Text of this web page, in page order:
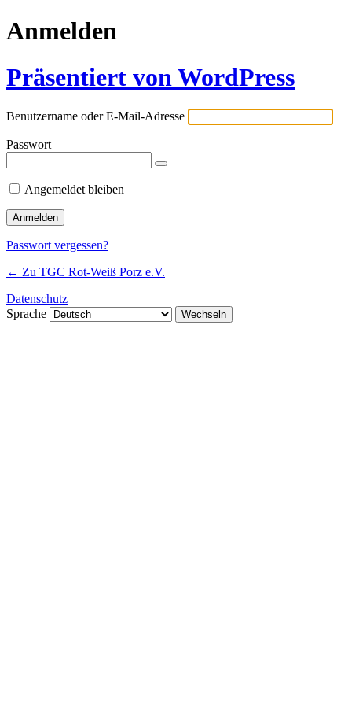
Anmelden
Präsentiert von WordPress
Benutzername oder E-Mail-Adresse
Passwort
Angemeldet bleiben
Passwort vergessen?
← Zu TGC Rot-Weiß Porz e.V.
Datenschutz
Sprache